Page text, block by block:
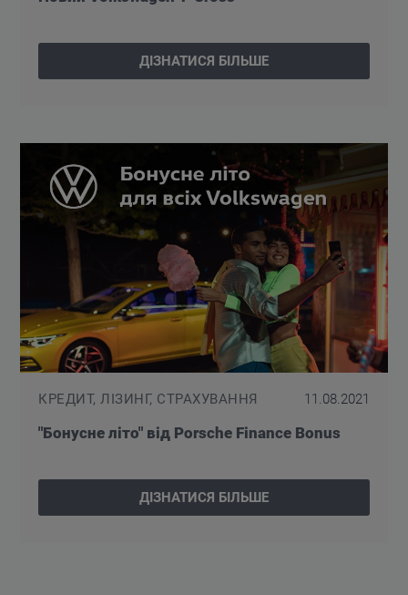
ДІЗНАТИСЯ БІЛЬШЕ
КРЕДИТ, ЛІЗИНГ, СТРАХУВАННЯ 11.08.2021
"Бонусне літо" від Porsche Finance Bonus
ДІЗНАТИСЯ БІЛЬШЕ